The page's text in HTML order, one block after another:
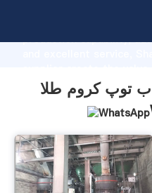
production capability,
customers.